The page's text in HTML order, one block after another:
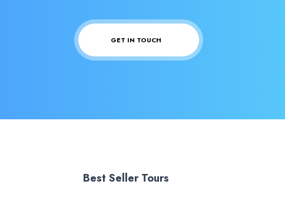
GET IN TOUCH
Best Seller Tours